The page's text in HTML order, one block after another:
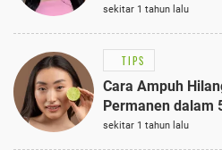
Anggun dengan
sekitar 1 tahun lalu
TIPS
Cara Ampuh
Permanen dalam
sekitar 1 tahun lalu